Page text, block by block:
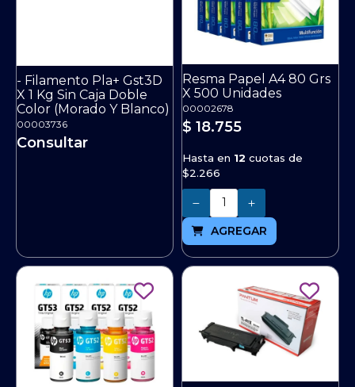
- Filamento Pla+ Gst3D
X 1 Kg Sin Caja Doble
Color (Morado Y Blanco)
00003736
Consultar
Resma Papel A4 80 Grs
X 500 Unidades
00002678
$ 18.755
Hasta en 12 cuotas de
$2.266
Cantidad
AGREGAR